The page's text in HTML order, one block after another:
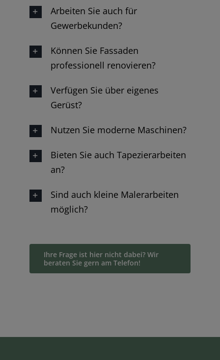
Arbeiten Sie auch für
Gewerbekunden?
Können Sie Fassaden
professionell renovieren?
Verfügen Sie über eigenes
Gerüst?
Nutzen Sie moderne Maschinen?
Bieten Sie auch Tapezierarbeiten
an?
Sind auch kleine Malerarbeiten
möglich?
Ihre Frage ist hier nicht dabei? Wir
beraten Sie gern am Telefon!